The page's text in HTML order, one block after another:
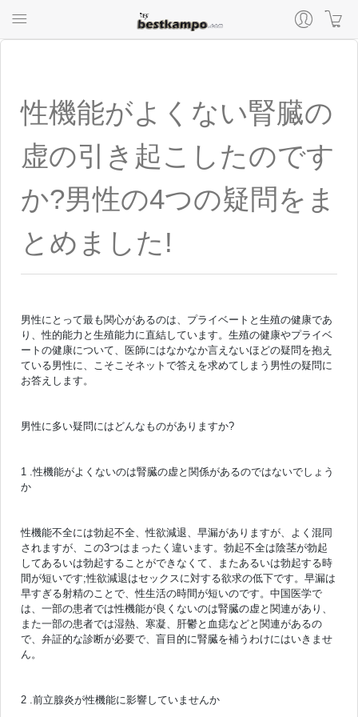
性機能がよくない腎臓の
虚の引き起こしたのです
か?男性の4つの疑問をま
とめました!
男性にとって最も関心があるのは、プライベートと生殖の健康であ
り、性的能力と生殖能力に直結しています。生殖の健康やプライベ
ートの健康について、医師にはなかなか言えないほどの疑問を抱え
ている男性に、こそこそネットで答えを求めてしまう男性の疑問に
お答えします。
男性に多い疑問にはどんなものがありますか?
1 .性機能がよくないのは腎臓の虚と関係があるのではないでしょう
か
性機能不全には勃起不全、性欲減退、早漏がありますが、よく混同
されますが、この3つはまったく違います。勃起不全は陰茎が勃起
してあるいは勃起することができなくて、またあるいは勃起する時
間が短いです;性欲減退はセックスに対する欲求の低下です。早漏は
早すぎる射精のことで、性生活の時間が短いのです。中国医学で
は、一部の患者では性機能が良くないのは腎臓の虚と関連があり、
また一部の患者では湿熱、寒凝、肝鬱と血痣などと関連があるの
で、弁証的な診断が必要で、盲目的に腎臓を補うわけにはいきませ
ん。
2 .前立腺炎が性機能に影響していませんか